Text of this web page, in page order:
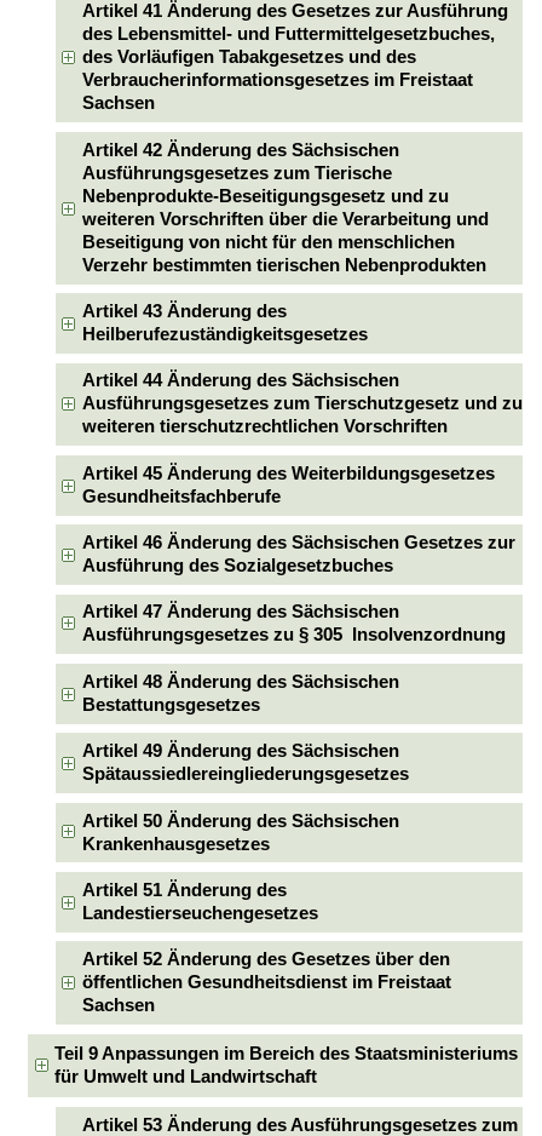
Artikel 41 Änderung des Gesetzes zur Ausführung
des Lebensmittel- und Futtermittelgesetzbuches,
des Vorläufigen Tabakgesetzes und des
Verbraucherinformationsgesetzes im Freistaat
Sachsen
Artikel 42 Änderung des Sächsischen
Ausführungsgesetzes zum Tierische
Nebenprodukte-Beseitigungsgesetz und zu
weiteren Vorschriften über die Verarbeitung und
Beseitigung von nicht für den menschlichen
Verzehr bestimmten tierischen Nebenprodukten
Artikel 43 Änderung des
Heilberufezuständigkeitsgesetzes
Artikel 44 Änderung des Sächsischen
Ausführungsgesetzes zum Tierschutzgesetz und zu
weiteren tierschutzrechtlichen Vorschriften
Artikel 45 Änderung des Weiterbildungsgesetzes
Gesundheitsfachberufe
Artikel 46 Änderung des Sächsischen Gesetzes zur
Ausführung des Sozialgesetzbuches
Artikel 47 Änderung des Sächsischen
Ausführungsgesetzes zu § 305 Insolvenzordnung
Artikel 48 Änderung des Sächsischen
Bestattungsgesetzes
Artikel 49 Änderung des Sächsischen
Spätaussiedlereingliederungsgesetzes
Artikel 50 Änderung des Sächsischen
Krankenhausgesetzes
Artikel 51 Änderung des
Landestierseuchengesetzes
Artikel 52 Änderung des Gesetzes über den
öffentlichen Gesundheitsdienst im Freistaat
Sachsen
Teil 9 Anpassungen im Bereich des Staatsministeriums
für Umwelt und Landwirtschaft
Artikel 53 Änderung des Ausführungsgesetzes zum